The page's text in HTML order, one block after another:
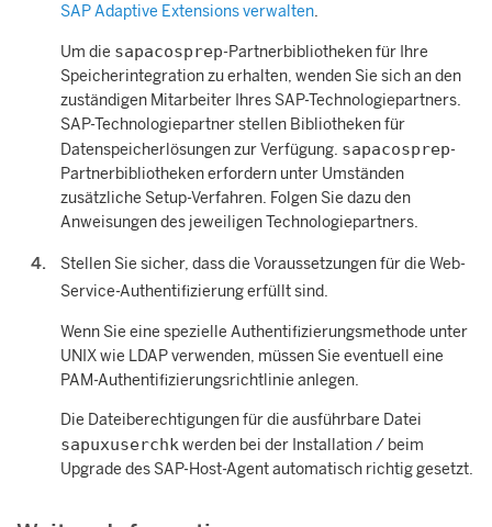
SAP Adaptive Extensions verwalten.
Um die sapacosprep-Partnerbibliotheken für Ihre
Speicherintegration zu erhalten, wenden Sie sich an den
zuständigen Mitarbeiter Ihres SAP-Technologiepartners.
SAP-Technologiepartner stellen Bibliotheken für
Datenspeicherlösungen zur Verfügung. sapacosprep-
Partnerbibliotheken erfordern unter Umständen
zusätzliche Setup-Verfahren. Folgen Sie dazu den
Anweisungen des jeweiligen Technologiepartners.
Stellen Sie sicher, dass die Voraussetzungen für die Web-
Service-Authentifizierung erfüllt sind.
Wenn Sie eine spezielle Authentifizierungsmethode unter
UNIX wie LDAP verwenden, müssen Sie eventuell eine
PAM-Authentifizierungsrichtlinie anlegen.
Die Dateiberechtigungen für die ausführbare Datei
sapuxuserchkwerden bei der Installation / beim
Upgrade des SAP-Host-Agent automatisch richtig gesetzt.